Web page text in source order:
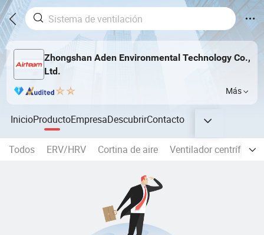
Zhongshan Aden Environmental Technology Co.,
Ltd.
Más
InicioProductoEmpresaDescubrirContacto
Todos ERV/HRV Cortina de aire Ventilador centrífugo